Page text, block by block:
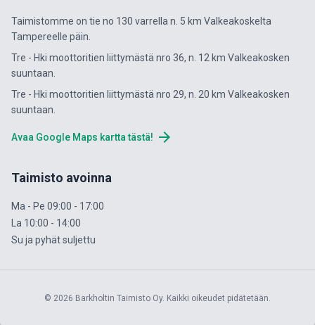
Taimistomme on tie no 130 varrella n. 5 km Valkeakoskelta
Tampereelle päin.
Tre - Hki moottoritien liittymästä nro 36, n. 12 km Valkeakosken
suuntaan.
Tre - Hki moottoritien liittymästä nro 29, n. 20 km Valkeakosken
suuntaan.
Avaa Google Maps kartta tästä! arrow_forward
Taimisto avoinna
Ma - Pe 09:00 - 17:00
La 10:00 - 14:00
Su ja pyhät suljettu
© 2026 Barkholtin Taimisto Oy. Kaikki oikeudet pidätetään.